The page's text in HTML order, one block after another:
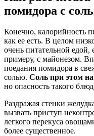
помидора с
Конечно, калорийность
как ее есть. В целом
очень питательной
примеру, с майонезом.
поедания помидора в
солью. Соль при этом на
но опасность такого
Раздражая стенки
вызвать приступ
легкого перекуса
более существенное.